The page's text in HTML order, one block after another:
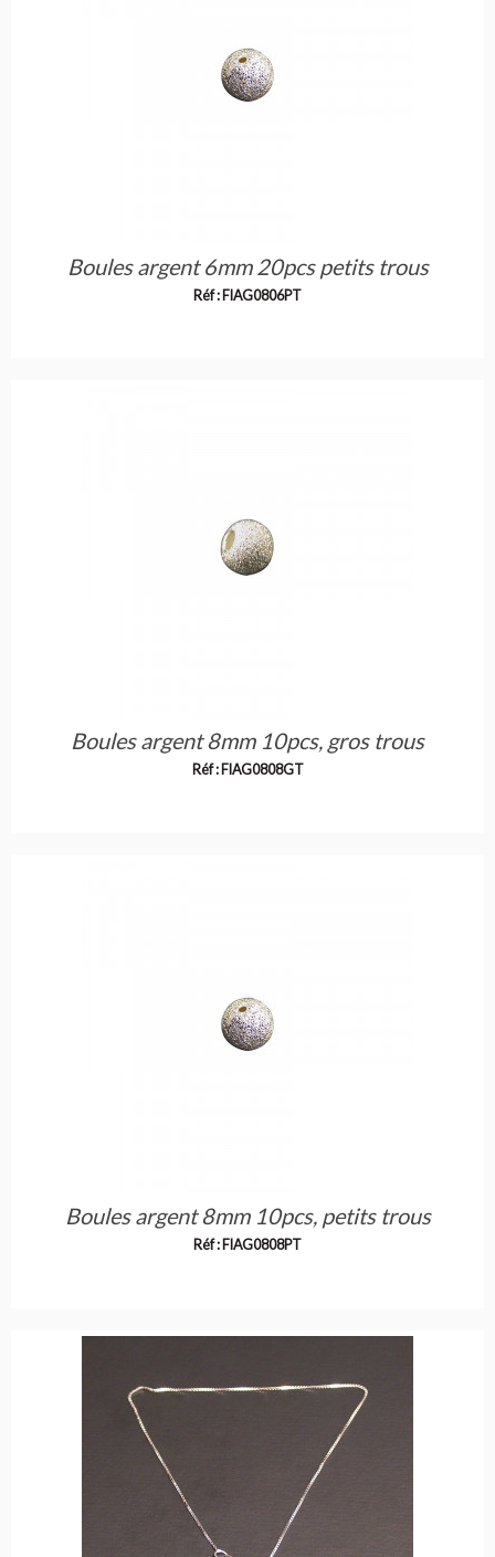
Boules argent 6mm 20pcs petits trous
Réf : FIAG0806PT
Boules argent 8mm 10pcs, gros trous
Réf : FIAG0808GT
Boules argent 8mm 10pcs, petits trous
Réf : FIAG0808PT